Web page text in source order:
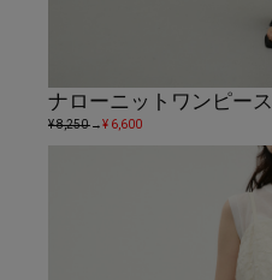
ナローニットワンピース
¥ 8,250→¥ 6,600